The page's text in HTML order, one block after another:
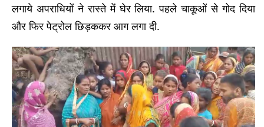
लगाये अपराधियों ने रास्ते में घेर लिया. पहले चाकूओं से गोद दिया
और फिर पेट्रोल छिड़ककर आग लगा दी.